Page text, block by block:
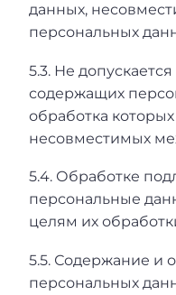
данных,
персональных
5.3. Не
содержащих
обработка
несовместимых
5.4. Обработке
персональные
целям их
5.5. Содержание и
персональных